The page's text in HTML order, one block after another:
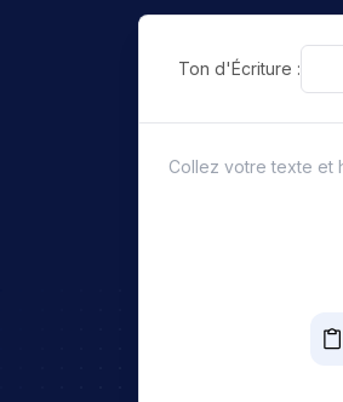
Ton d'Écriture :